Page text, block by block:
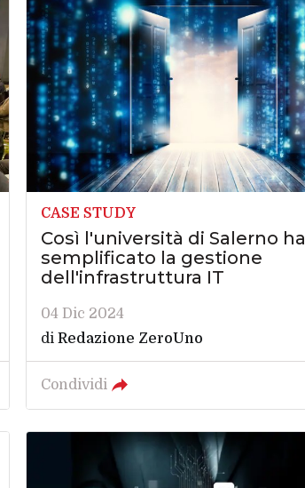
CASE STUDY
Così l'università di Salerno ha
semplificato la gestione
dell'infrastruttura IT
04 Dic 2024
diRedazione ZeroUno
Condividi